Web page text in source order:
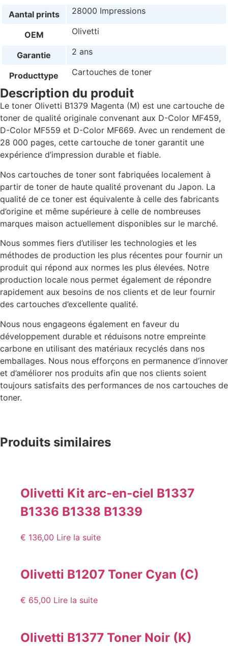
Aantal prints 28000 Impressions
OEM Olivetti
Garantie 2 ans
Producttype Cartouches de toner
Description du produit
Le toner Olivetti B1379 Magenta (M) est une cartouche de
toner de qualité originale convenant aux D-Color MF459,
D-Color MF559 et D-Color MF669. Avec un rendement de
28 000 pages, cette cartouche de toner garantit une
expérience d’impression durable et fiable.
Nos cartouches de toner sont fabriquées localement à
partir de toner de haute qualité provenant du Japon. La
qualité de ce toner est équivalente à celle des fabricants
d’origine et même supérieure à celle de nombreuses
marques maison actuellement disponibles sur le marché.
Nous sommes fiers d’utiliser les technologies et les
méthodes de production les plus récentes pour fournir un
produit qui répond aux normes les plus élevées. Notre
production locale nous permet également de répondre
rapidement aux besoins de nos clients et de leur fournir
des cartouches d’excellente qualité.
Nous nous engageons également en faveur du
développement durable et réduisons notre empreinte
carbone en utilisant des matériaux recyclés dans nos
emballages. Nous nous efforçons en permanence d’innover
et d’améliorer nos produits afin que nos clients soient
toujours satisfaits des performances de nos cartouches de
toner.
Produits similaires
Olivetti Kit arc-en-ciel B1337
B1336 B1338 B1339
€ 136,00 Lire la suite
Olivetti B1207 Toner Cyan (C)
€ 65,00 Lire la suite
Olivetti B1377 Toner Noir (K)